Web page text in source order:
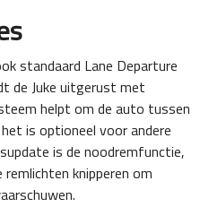
standaard Lane Departure
de Juke uitgerust met
helpt om de auto tussen
is optioneel voor andere
is de noodremfunctie,
knipperen om